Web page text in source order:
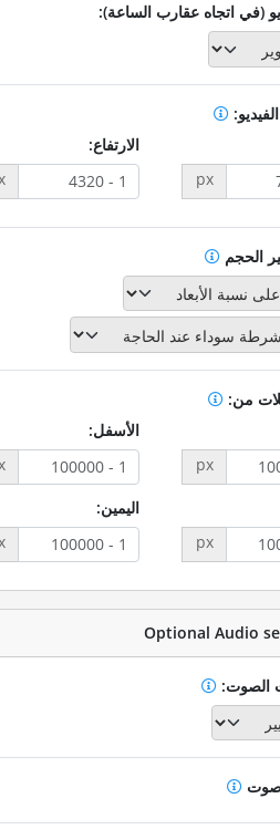
(في اتجاه عقارب الساعة):
px
الارتفاع:
الحجم
من:
px
الأسفل:
px
اليمين:
الصوت: